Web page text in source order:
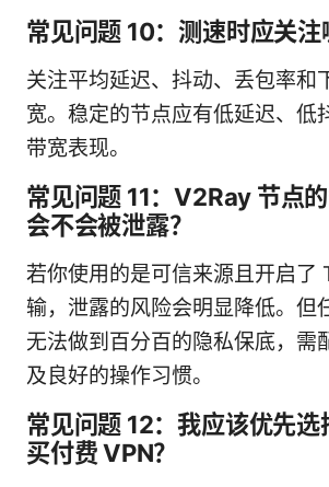
常见问题 10：测速时应关注
关注平均延迟、抖动、丢包率和
宽。稳定的节点应有低延迟、低
带宽表现。
常见问题 11：V2Ray 节点
会不会被泄露？
若你使用的是可信来源且开启了
输，泄露的风险会明显降低。但
无法做到百分百的隐私保底，需
及良好的操作习惯。
常见问题 12：我应该优先选
买付费 VPN？